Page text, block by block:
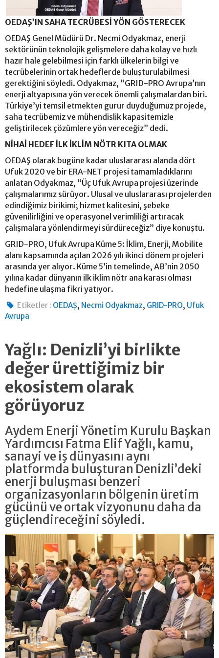
OEDAŞ’IN SAHA TECRÜBESİ YÖN GÖSTERECEK
OEDAŞ Genel Müdürü Dr. Necmi Odyakmaz, enerji
sektörünün teknolojik gelişmelere daha kolay ve hızlı
hazır hale gelebilmesi için farklı ülkelerin bilgi ve
tecrübelerinin ortak hedeflerde buluşturulabilmesi
gerektiğini söyledi. Odyakmaz, “GRID-PRO Avrupa’nın
enerji altyapısına yön verecek önemli çalışmalardan biri.
Türkiye’yi temsil etmekten gurur duyduğumuz projede,
saha tecrübemiz ve mühendislik kapasitemizle
geliştirilecek çözümlere yön vereceğiz” dedi.
NİHAİ HEDEF İLK İKLİM NÖTR KITA OLMAK
OEDAŞ olarak bugüne kadar uluslararası alanda dört
Ufuk 2020 ve bir ERA-NET projesi tamamladıklarını
anlatan Odyakmaz, “Üç Ufuk Avrupa projesi üzerinde
çalışmalarımız sürüyor. Ulusal ve uluslararası projelerden
edindiğimiz birikimi; hizmet kalitesini, şebeke
güvenilirliğini ve operasyonel verimliliği artıracak
çalışmalara yönlendirmeyi sürdüreceğiz” diye konuştu.
GRID-PRO, Ufuk Avrupa Küme 5: İklim, Enerji, Mobilite
alanı kapsamında açılan 2026 yılı ikinci dönem projeleri
arasında yer alıyor. Küme 5’in temelinde, AB’nin 2050
yılına kadar dünyanın ilk iklim nötr ana karası olması
hedefine ulaşma fikri yatıyor.
Etiketler : OEDAŞ, Necmi Odyakmaz, GRID-PRO, Ufuk
Avrupa
Yağlı: Denizli’yi birlikte
değer ürettiğimiz bir
ekosistem olarak
görüyoruz
Aydem Enerji Yönetim Kurulu Başkan
Yardımcısı Fatma Elif Yağlı, kamu,
sanayi ve iş dünyasını aynı
platformda buluşturan Denizli’deki
enerji buluşması benzeri
organizasyonların bölgenin üretim
gücünü ve ortak vizyonunu daha da
güçlendireceğini söyledi.